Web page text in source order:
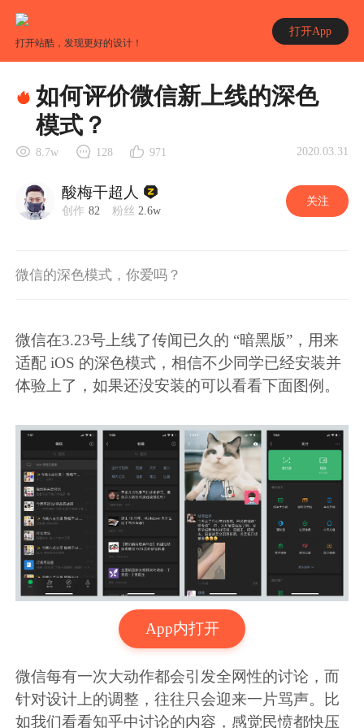
打开站酷，发现更好的设计！
打开App
App内打开
如何评价微信新上线的深色
模式？
8.7w 128 971 2020.03.31
酸梅干超人
创作 82 粉丝 2.6w
关注
微信的深色模式，你爱吗？
微信在3.23号上线了传闻已久的 “暗黑版”，用来
适配 iOS 的深色模式，相信不少同学已经安装并
体验上了，如果还没安装的可以看看下面图例。
微信每有一次大动作都会引发全网性的讨论，而
针对设计上的调整，往往只会迎来一片骂声。比
如我们看看知乎中讨论的内容，感觉民愤都快压